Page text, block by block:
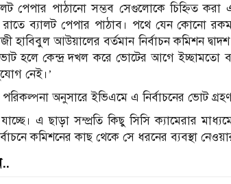
পেপার পাঠানো সম্ভব সেগুলোকে চিহ্নিত করা
রাতে ব্যালট পেপার পাঠাব। পথে যেন কোনো
হাবিবুল আউয়ালের বর্তমান নির্বাচন কমিশন
হলে কেন্দ্র দখল করে ভোটের আগে ইচ্ছামতো
নেই।’
অনুসারে ইভিএমে এ নির্বাচনের ভোট
এ ছাড়া সম্প্রতি কিছু সিসি ক্যামেরার
কমিশনের কাছ থেকে সে ধরনের ব্যবস্থা